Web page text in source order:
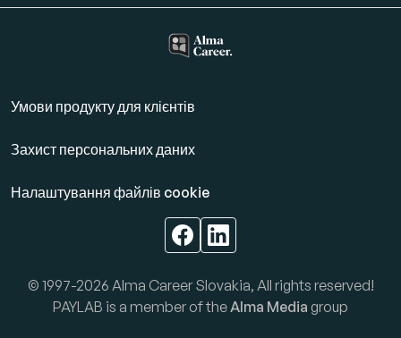
Умови продукту для клієнтів
Захист персональних даних
Налаштування файлів cookie
© 1997-2026 Alma Career Slovakia, All rights reserved!
PAYLAB is a member of the Alma Media group